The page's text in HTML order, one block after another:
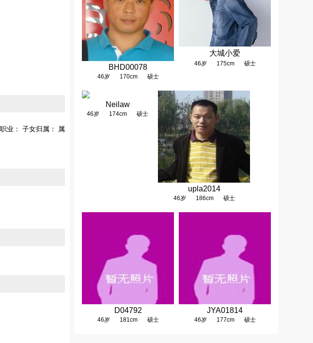
业： 子女归属： 属
BHD00078
46岁 170cm 硕士
大城小爱
46岁 175cm 硕士
Neilaw
46岁 174cm 硕士
upla2014
46岁 186cm 硕士
D04792
46岁 181cm 硕士
JYA01814
46岁 177cm 硕士